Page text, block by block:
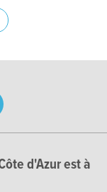
d'Azur est à